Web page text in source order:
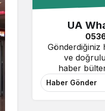
UA
Gönderdiğiniz
ve
haber
Haber Gönder